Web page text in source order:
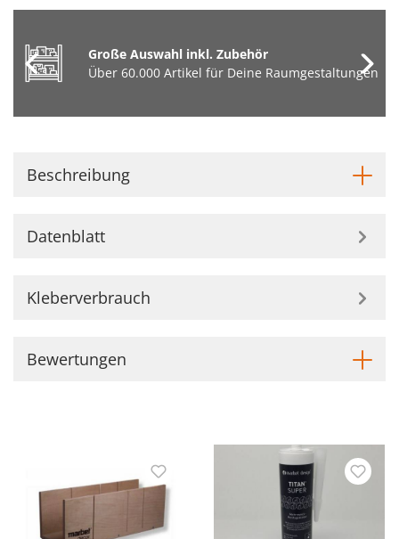
Große Auswahl inkl. Zubehör
Über 60.000 Artikel für Deine Raumgestaltungen
Beschreibung
Datenblatt
Kleberverbrauch
Bewertungen